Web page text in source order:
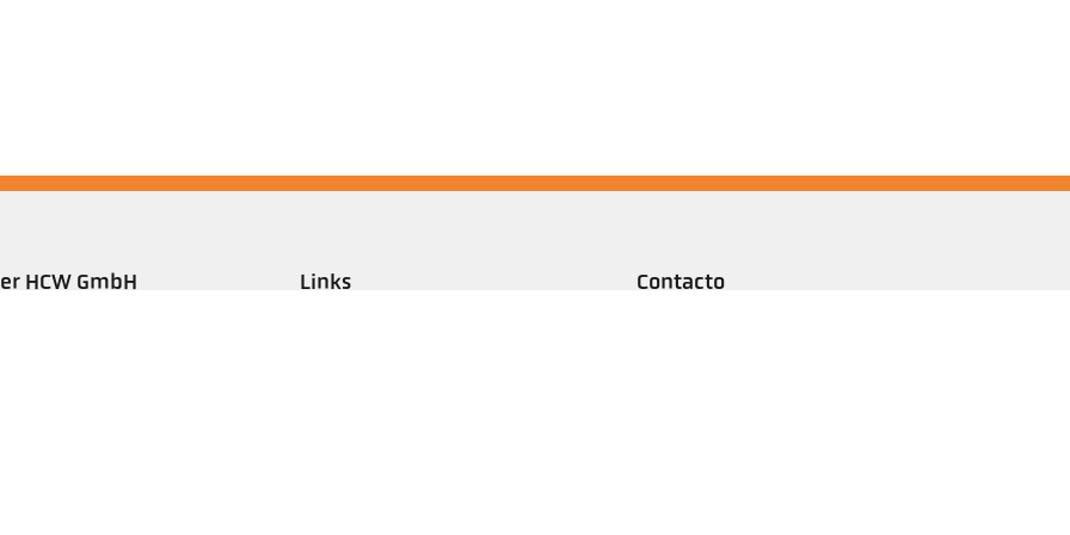
HCW GmbH
Links
Contacto